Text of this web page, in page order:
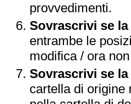
provvedimenti.
Sovrascrivi se
entrambe le
modifica / ora
Sovrascrivi se
cartella di origine